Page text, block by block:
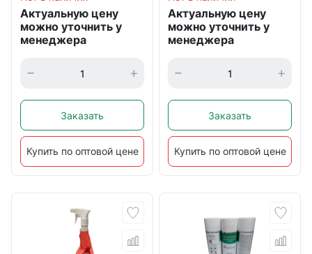
Актуальную цену
можно уточнить у
менеджера
Заказать
Купить по оптовой цене
Актуальную цену
можно уточнить у
менеджера
Заказать
Купить по оптовой цене